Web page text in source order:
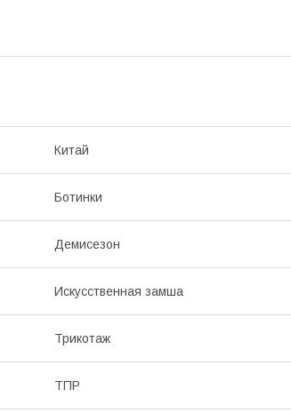
Китай
Ботинки
Демисезон
Искусственная замша
Трикотаж
ТПР